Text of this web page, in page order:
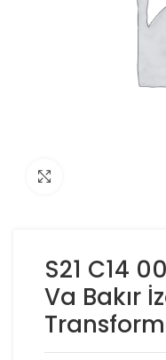
S21 C14
Va Bakır